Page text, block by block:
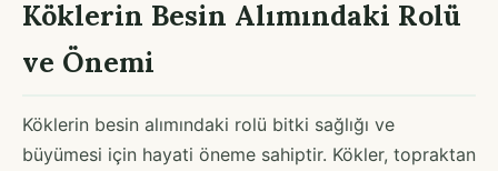
Köklerin Besin Alımındaki Rolü
ve Önemi
Köklerin besin alımındaki rolü bitki sağlığı ve
büyümesi için hayati öneme sahiptir. Kökler, topraktan